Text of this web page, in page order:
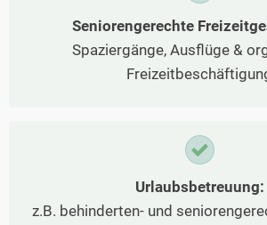
Seniorengerechte
Spaziergänge, Ausflüge &
Urlaubsbetreuung:
z.B. behinderten- und